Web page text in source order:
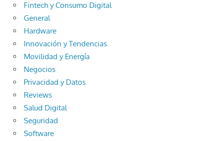
Fintech y Consumo Digital
General
Hardware
Innovación y Tendencias
Movilidad y Energía
Negocios
Privacidad y Datos
Reviews
Salud Digital
Seguridad
Software